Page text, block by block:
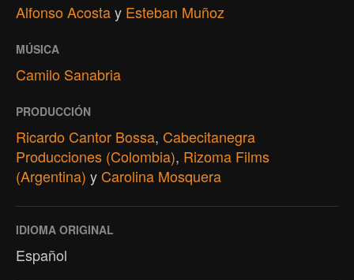
Alfonso Acostay Esteban Muñoz
MÚSICA
Camilo Sanabria
PRODUCCIÓN
Ricardo Cantor Bossa, Cabecitanegra
Producciones (Colombia), Rizoma Films
(Argentina) y Carolina Mosquera
IDIOMA ORIGINAL
Español